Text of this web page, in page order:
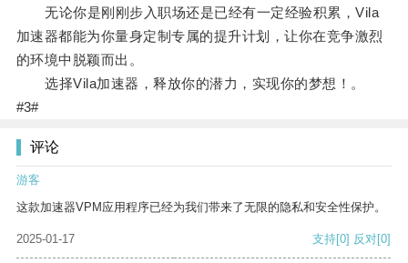
无论你是刚刚步入职场还是已经有一定经验积累，Vila
加速器都能为你量身定制专属的提升计划，让你在竞争激烈
的环境中脱颖而出。
选择Vila加速器，释放你的潜力，实现你的梦想！。
#3#
评论
游客
这款加速器VPM应用程序已经为我们带来了无限的隐私和安全性保护。
2025-01-17 支持[0] 反对[0]